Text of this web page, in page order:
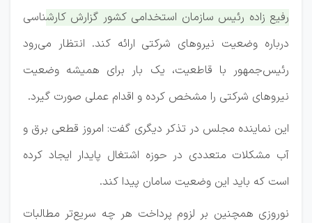
رفیع زاده رئیس سازمان استخدامی کشور گزارش کارشناسی
درباره وضعیت نیروهای شرکتی ارائه کند. انتظار می‌رود
رئیس‌جمهور با قاطعیت، یک بار برای همیشه وضعیت
نیروهای شرکتی را مشخص کرده و اقدام عملی صورت گیرد.
این نماینده مجلس در تذکر دیگری گفت: امروز قطعی برق و
آب مشکلات متعددی در حوزه اشتغال پایدار ایجاد کرده
است که باید این وضعیت سامان پیدا کند.
نوروزی همچنین بر لزوم پرداخت هر چه سریع‌تر مطالبات